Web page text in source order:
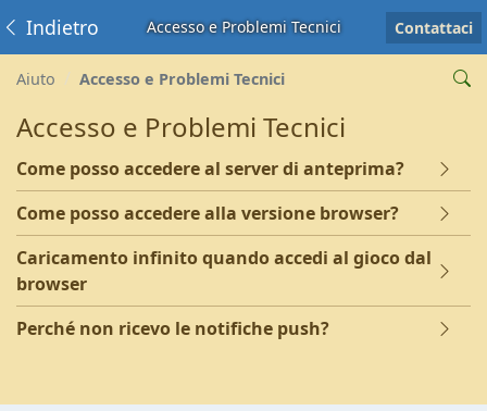
Accesso e Problemi Tecnici
Indietro Contattaci
Aiuto Accesso e Problemi Tecnici
Accesso e Problemi Tecnici
Come posso accedere al server di anteprima?
Come posso accedere alla versione browser?
Caricamento infinito quando accedi al gioco dal
browser
Perché non ricevo le notifiche push?